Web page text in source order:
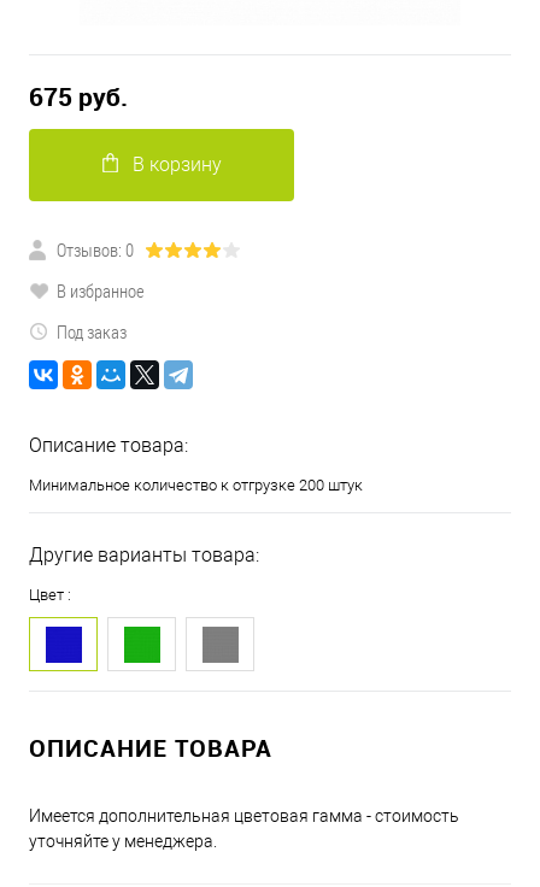
675 руб.
В корзину
Отзывов: 0
В избранное
Под заказ
Описание товара:
Минимальное количество к отгрузке 200 штук
Другие варианты товара:
Цвет :
ОПИСАНИЕ ТОВАРА
Имеется дополнительная цветовая гамма - стоимость
уточняйте у менеджера.